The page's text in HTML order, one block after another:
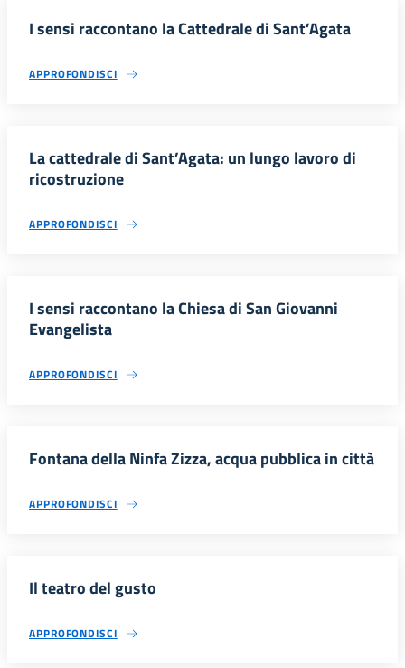
I sensi raccontano la Cattedrale di Sant’Agata
APPROFONDISCI
La cattedrale di Sant’Agata: un lungo lavoro di
ricostruzione
APPROFONDISCI
I sensi raccontano la Chiesa di San Giovanni
Evangelista
APPROFONDISCI
Fontana della Ninfa Zizza, acqua pubblica in città
APPROFONDISCI
Il teatro del gusto
APPROFONDISCI